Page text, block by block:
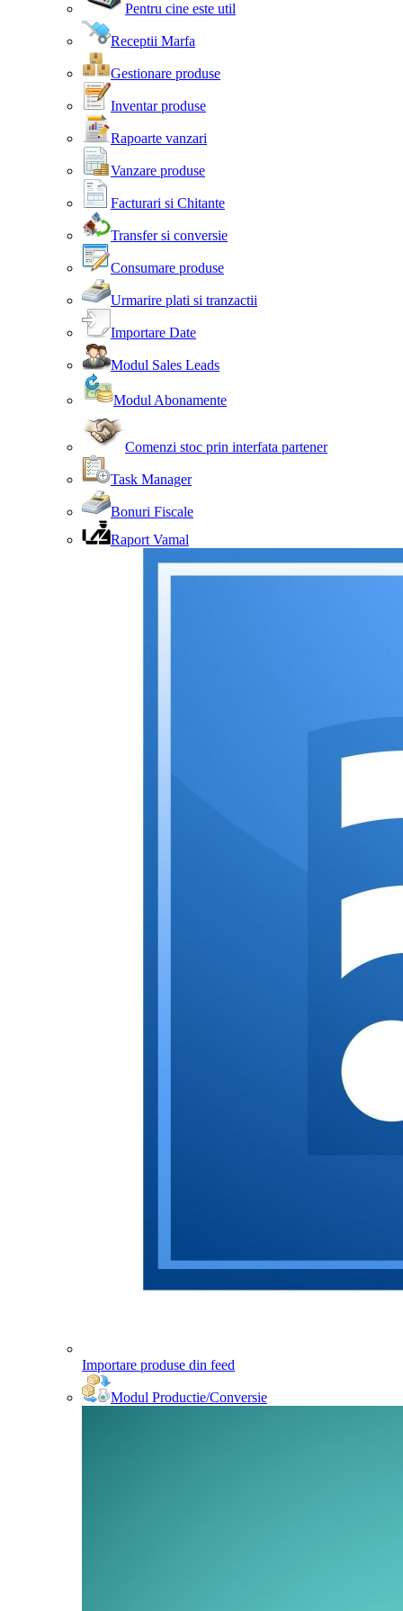
Pentru cine este util
Receptii Marfa
Gestionare produse
Inventar produse
Rapoarte vanzari
Vanzare produse
Facturari si Chitante
Transfer si conversie
Consumare produse
Urmarire plati si tranzactii
Importare Date
Modul Sales Leads
Modul Abonamente
Comenzi stoc prin interfata partener
Task Manager
Bonuri Fiscale
Raport Vamal
Importare produse din feed
Modul Productie/Conversie